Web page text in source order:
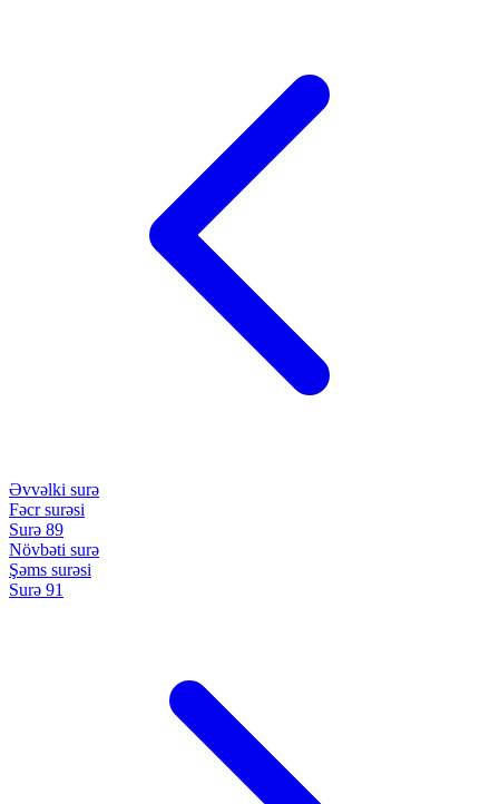
Əvvəlki surə
Fəcr surəsi
Surə 89
Növbəti surə
Şəms surəsi
Surə 91